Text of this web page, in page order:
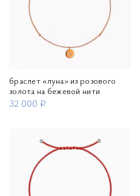
браслет «луна» из розового
золота на бежевой нити
32 000 ₽